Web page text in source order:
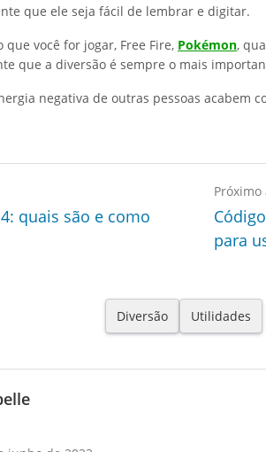
que ele seja fácil de lembrar e digitar.
você for jogar, Free Fire, Pokémon,
que a diversão é sempre o mais
negativa de outras pessoas acabem
quais são e como
para
Diversão Utilidades